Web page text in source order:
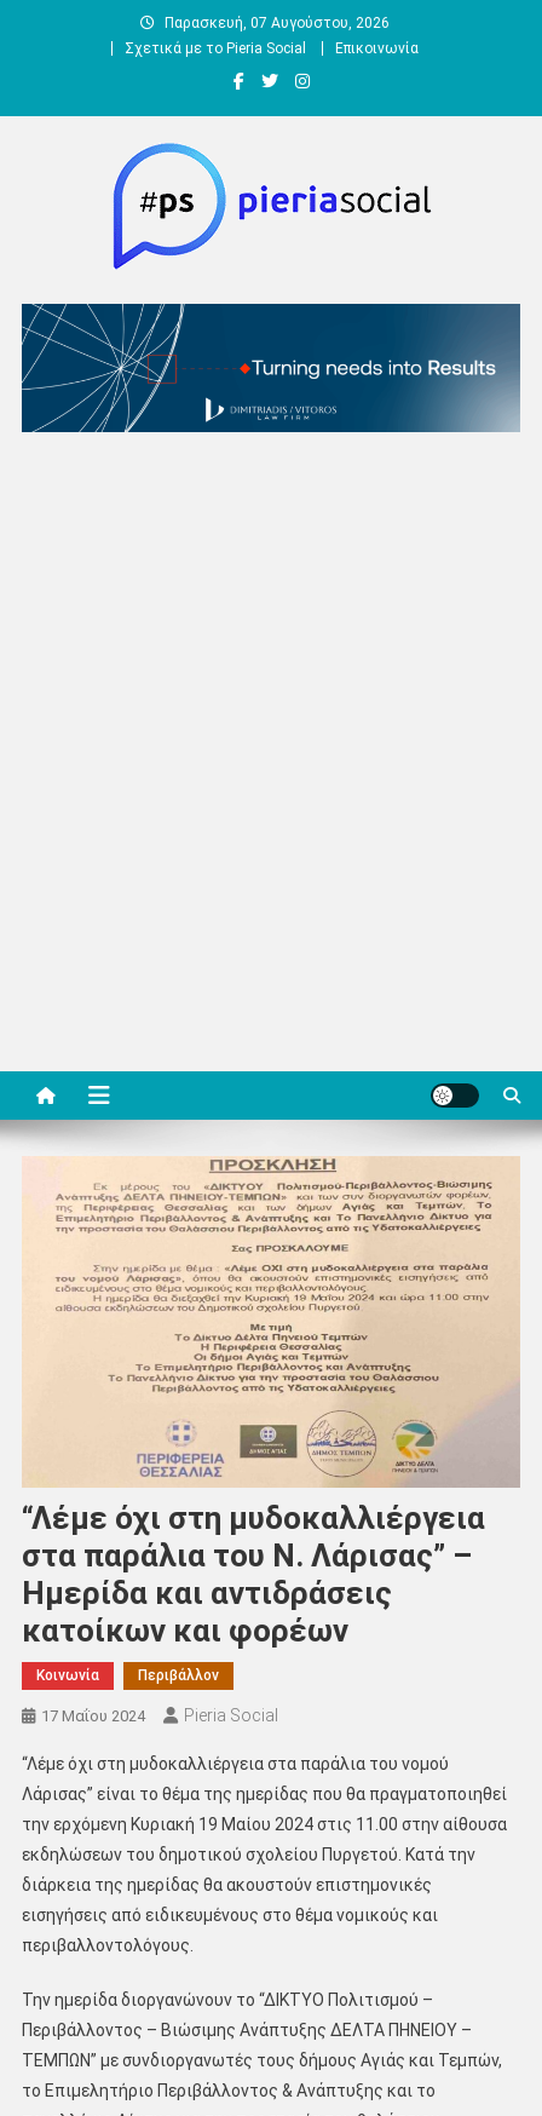
Παρασκευή, 07 Αυγούστου, 2026
Σχετικά με το Pieria Social
Επικοινωνία
Pieria Social
“Λέμε όχι στη μυδοκαλλιέργεια
στα παράλια του Ν. Λάρισας” –
Ημερίδα και αντιδράσεις
κατοίκων και φορέων
Κοινωνία Περιβάλλον
17 Μαΐου 2024 Pieria Social
“Λέμε όχι στη μυδοκαλλιέργεια στα παράλια του νομού
Λάρισας” είναι το θέμα της ημερίδας που θα πραγματοποιηθεί
την ερχόμενη Κυριακή 19 Μαίου 2024 στις 11.00 στην αίθουσα
εκδηλώσεων του δημοτικού σχολείου Πυργετού. Κατά την
διάρκεια της ημερίδας θα ακουστούν επιστημονικές
εισηγήσεις από ειδικευμένους στο θέμα νομικούς και
περιβαλλοντολόγους.
Την ημερίδα διοργανώνουν το “ΔΙΚΤΥΟ Πολιτισμού –
Περιβάλλοντος – Βιώσιμης Ανάπτυξης ΔΕΛΤΑ ΠΗΝΕΙΟΥ –
ΤΕΜΠΩΝ” με συνδιοργανωτές τους δήμους Αγιάς και Τεμπών,
το Επιμελητήριο Περιβάλλοντος & Ανάπτυξης και το